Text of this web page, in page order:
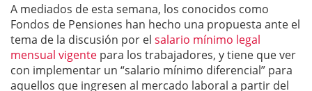
A mediados de esta semana, los conocidos como
Fondos de Pensiones han hecho una propuesta ante el
tema de la discusión por el salario mínimo legal
mensual vigente para los trabajadores, y tiene que ver
con implementar un “salario mínimo diferencial” para
aquellos que ingresen al mercado laboral a partir del